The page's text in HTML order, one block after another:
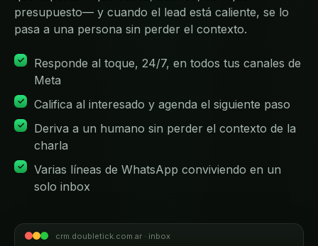
presupuesto— y cuando el lead está caliente, se lo
pasa a una persona sin perder el contexto.
Responde al toque, 24/7, en todos tus canales de
Meta
Califica al interesado y agenda el siguiente paso
Deriva a un humano sin perder el contexto de la
charla
Varias líneas de WhatsApp conviviendo en un
solo inbox
crm.doubletick.com.ar · inbox